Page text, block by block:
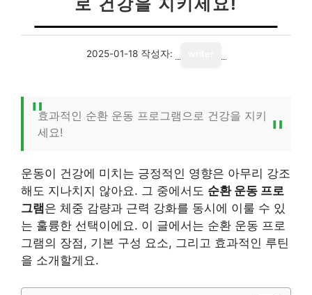
2025-01-18 작성자:
효과적인 순환 운동 프로그램으로 건강을 지키
세요!
운동이 건강에 미치는 긍정적인 영향은 아무리 강조
해도 지나치지 않아요. 그 중에서도 순환 운동 프로
그램은 체중 감량과 근력 강화를 동시에 이룰 수 있
는 훌륭한 선택이에요. 이 글에서는 순환 운동 프로
그램의 장점, 기본 구성 요소, 그리고 효과적인 루틴
을 소개할게요.